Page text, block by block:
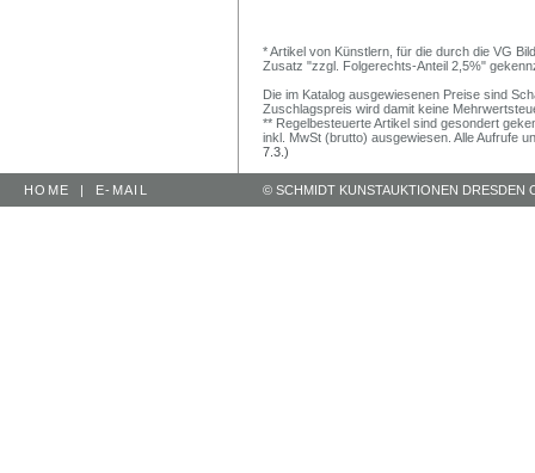
* Artikel von Künstlern, für die durch die VG
Zusatz "zzgl. Folgerechts-Anteil 2,5%"
Die im Katalog ausgewiesenen Preise sind
Zuschlagspreis wird damit keine
** Regelbesteuerte Artikel sind gesondert
inkl. MwSt (brutto) ausgewiesen. Alle Aufrufe
7.3.)
HOME | E-MAIL © SCHMIDT KUNSTAUKTIONEN DRESDEN